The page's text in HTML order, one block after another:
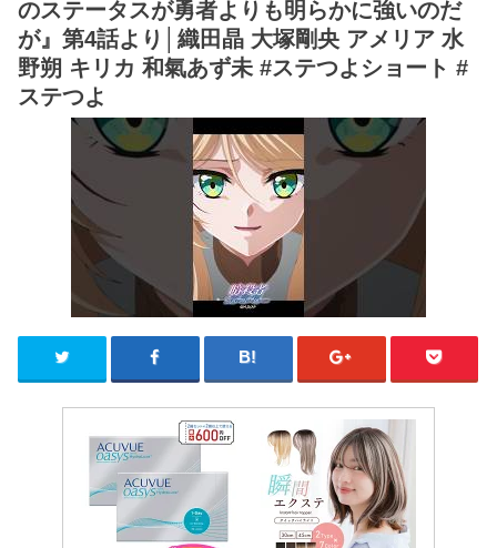
のステータスが勇者よりも明らかに強いのだ
が』第4話より│織田晶 大塚剛央 アメリア 水
野朔 キリカ 和氣あず未 #ステつよショート #
ステつよ